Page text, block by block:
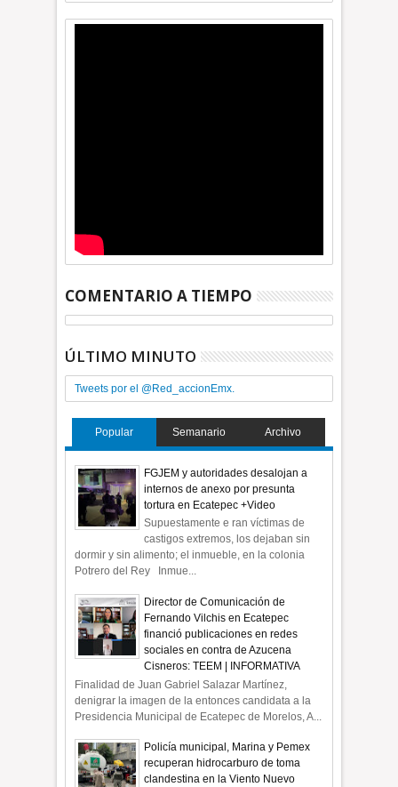
COMENTARIO A TIEMPO
ÚLTIMO MINUTO
Tweets por el @Red_accionEmx.
Popular Semanario Archivo
FGJEM y autoridades desalojan a
internos de anexo por presunta
tortura en Ecatepec +Video
Supuestamente e ran víctimas de
castigos extremos, los dejaban sin
dormir y sin alimento; el inmueble, en la colonia
Potrero del Rey Inmue...
Director de Comunicación de
Fernando Vilchis en Ecatepec
financió publicaciones en redes
sociales en contra de Azucena
Cisneros: TEEM | INFORMATIVA
Finalidad de Juan Gabriel Salazar Martínez,
denigrar la imagen de la entonces candidata a la
Presidencia Municipal de Ecatepec de Morelos, A...
Policía municipal, Marina y Pemex
recuperan hidrocarburo de toma
clandestina en la Viento Nuevo